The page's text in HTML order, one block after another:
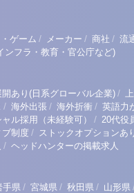
ゲーム / メーカー / 商社 / 流
ンフラ・教育・官公庁など)
あり(日系グローバル企業) /
/ 海外出張 / 海外折衝 / 英語力
ル採用（未経験可） / 20代役
ブ制度 / ストックオプションあ
/ ヘッドハンターの掲載求人
手県 / 宮城県 / 秋田県 / 山形県